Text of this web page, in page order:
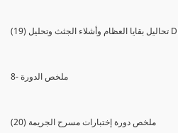
8- ملخص الدورة
(20) ملخص دورة إختبارات مسرح الجريمة